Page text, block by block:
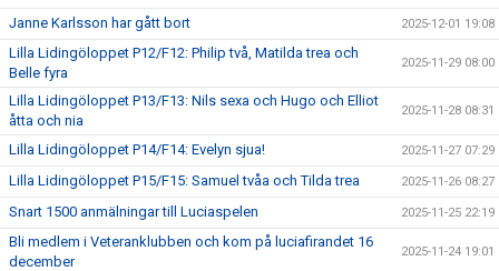
Janne Karlsson har gått bort 2025-12-01 19:08
Lilla Lidingöloppet P12/F12: Philip två, Matilda trea och
Belle fyra
2025-11-29 08:00
Lilla Lidingöloppet P13/F13: Nils sexa och Hugo och Elliot
åtta och nia
2025-11-28 08:31
Lilla Lidingöloppet P14/F14: Evelyn sjua! 2025-11-27 07:29
Lilla Lidingöloppet P15/F15: Samuel tvåa och Tilda trea 2025-11-26 08:27
Snart 1500 anmälningar till Luciaspelen 2025-11-25 22:19
Bli medlem i Veteranklubben och kom på luciafirandet 16
december
2025-11-24 19:01